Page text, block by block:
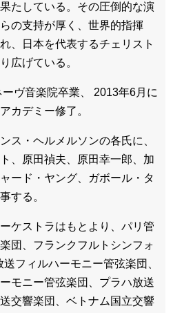
たしている。その圧倒的な演
の支持が厚く、世界的指揮
、日本を代表するチェリスト
広げている。
ヴ音楽院卒業、 2013年6月に
カデミー修了。
ス・ヘルメルソンの各氏に、
、原田禎夫、原田幸一郎、加
ード・ヤング、ガボール・タ
する。
ケストラはもとより、パリ管
団、フランクフルトシンフォ
フィルハーモニー管弦楽団、
モニー管弦楽団、プラハ放送
交響楽団、ベトナム国立交響